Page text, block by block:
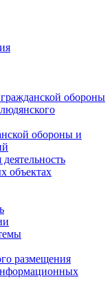
обороны
обороны и
объектах
размещения